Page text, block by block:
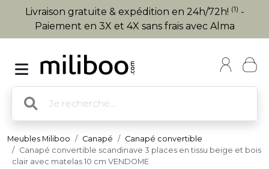
Livraison gratuite & expédition en 24h/72h! (1) -
Paiement en 3X et 4X sans frais avec Alma
Meubles Miliboo Canapé
Canapé convertible
Canapé convertible scandinave 3 places en tissu beige et bois
clair avec matelas 10 cm VENDOME